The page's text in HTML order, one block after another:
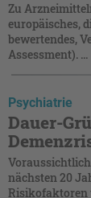
Zu
europäisches,
bewertendes,
Assessment). ...
Psychiatrie
Dauer-
nächsten 20
Risikofaktoren